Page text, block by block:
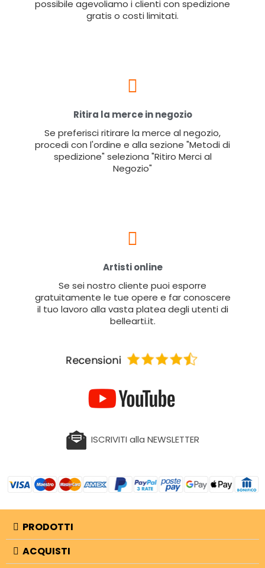
possibile agevoliamo i clienti con spedizione
gratis o costi limitati.
Ritira la merce in negozio
Se preferisci ritirare la merce al negozio,
procedi con l'ordine e alla sezione "Metodi di
spedizione" seleziona "Ritiro Merci al
Negozio"
Artisti online
Se sei nostro cliente puoi esporre
gratuitamente le tue opere e far conoscere
il tuo lavoro alla vasta platea degli utenti di
bellearti.it.
ISCRIVITI alla NEWSLETTER
PRODOTTI
ACQUISTI